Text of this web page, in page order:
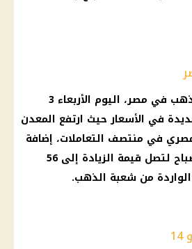
وقد فاجأت أسواق الذهب في مصر، اليوم الأربعاء 3
قفزة جديدة في الأسعار حيث ارتفع المعدن
12 جنيه مصري في منتصف التعاملات، إضافة
إلى زيادة تعاملات الصباح لتصل قيمة الزيادة إلى 56
الواردة من شعبة الذهب.